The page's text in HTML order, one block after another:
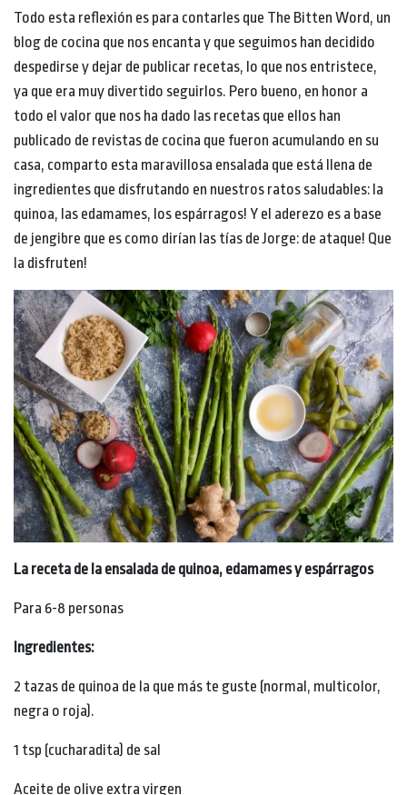
Todo esta reflexión es para contarles que The Bitten Word, un
blog de cocina que nos encanta y que seguimos han decidido
despedirse y dejar de publicar recetas, lo que nos entristece,
ya que era muy divertido seguirlos. Pero bueno, en honor a
todo el valor que nos ha dado las recetas que ellos han
publicado de revistas de cocina que fueron acumulando en su
casa, comparto esta maravillosa ensalada que está llena de
ingredientes que disfrutando en nuestros ratos saludables: la
quinoa, las edamames, los espárragos! Y el aderezo es a base
de jengibre que es como dirían las tías de Jorge: de ataque! Que
la disfruten!
La receta de la ensalada de quinoa, edamames y espárragos
Para 6-8 personas
Ingredientes:
2 tazas de quinoa de la que más te guste (normal, multicolor,
negra o roja).
1 tsp (cucharadita) de sal
Aceite de olive extra virgen